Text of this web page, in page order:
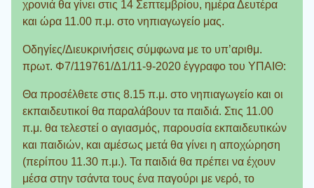
χρονιά θα γίνει στις 14 Σεπτεμβρίου, ημέρα Δευτέρα
και ώρα 11.00 π.μ. στο νηπιαγωγείο μας.
Οδηγίες/Διευκρινήσεις σύμφωνα με το υπ’αριθμ.
πρωτ. Φ7/119761/Δ1/11-9-2020 έγγραφο του ΥΠΑΙΘ:
Θα προσέλθετε στις 8.15 π.μ. στο νηπιαγωγείο και οι
εκπαιδευτικοί θα παραλάβουν τα παιδιά. Στις 11.00
π.μ. θα τελεστεί ο αγιασμός, παρουσία εκπαιδευτικών
και παιδιών, και αμέσως μετά θα γίνει η αποχώρηση
(περίπου 11.30 π.μ.). Τα παιδιά θα πρέπει να έχουν
μέσα στην τσάντα τους ένα παγούρι με νερό, το